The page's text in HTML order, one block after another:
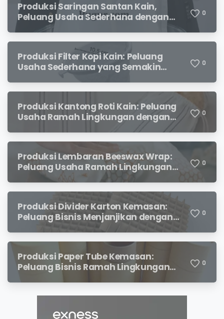
Produksi Saringan Santan Kain,
Peluang Usaha Sederhana dengan
Permintaan yang Terus Meningkat
0
Produksi Filter Kopi Kain: Peluang
Usaha Sederhana yang Semakin
Diminati Pecinta Kopi
0
Produksi Kantong Roti Kain: Peluang
Usaha Ramah Lingkungan dengan
0
Produksi Lembaran Beeswax Wrap:
Peluang Usaha Ramah Lingkungan
yang Menjanjikan
0
Produksi Divider Karton Kemasan:
Peluang Bisnis Menjanjikan dengan
Permintaan yang Terus Meningkat
0
Produksi Paper Tube Kemasan:
Peluang Bisnis Ramah Lingkungan
0